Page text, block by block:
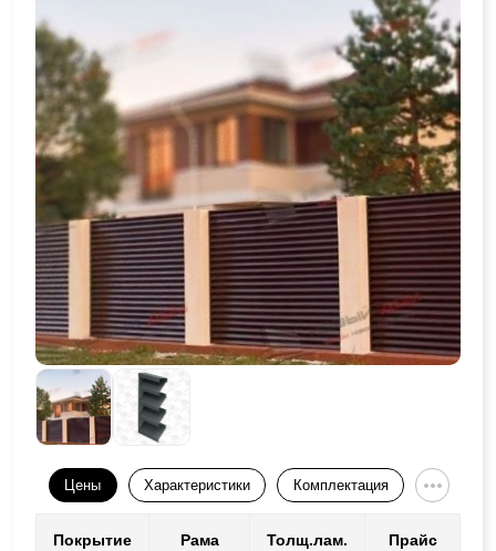
Цены Характеристики Комплектация
Покрытие Рама Толщ.лам. Прайс